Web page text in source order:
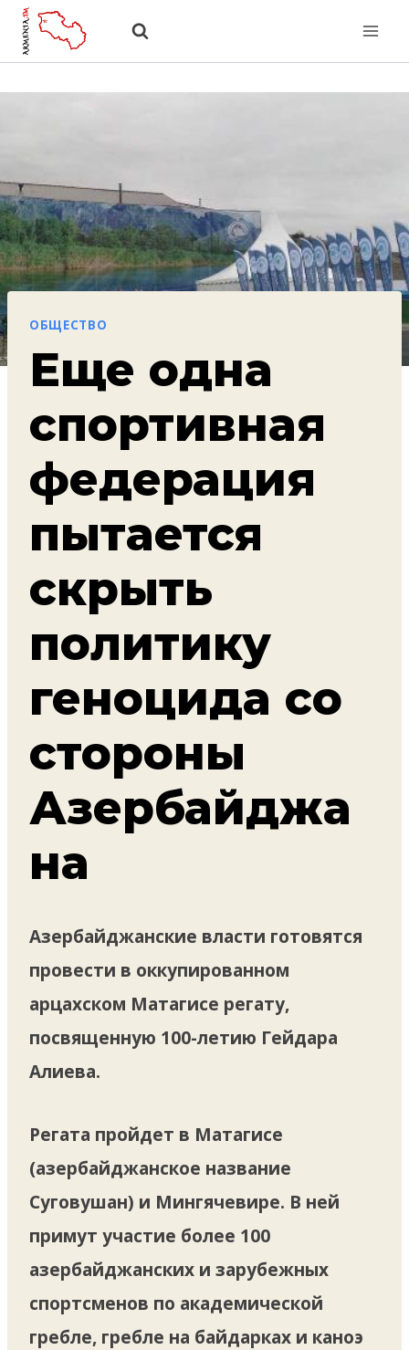
Перейти
ОБЩЕСТВО
Еще одна
спортивная
федерация
пытается
скрыть
политику
геноцида со
стороны
Азербайджа
на
Азербайджанские власти готовятся
провести в оккупированном
арцахском Матагисе регату,
посвященную 100-летию Гейдара
Алиева.
Регата пройдет в Матагисе
(азербайджанское название
Суговушан) и Мингячевире. В ней
примут участие более 100
азербайджанских и зарубежных
спортсменов по академической
гребле, гребле на байдарках и каноэ